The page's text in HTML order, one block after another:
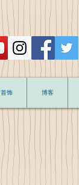
首饰 博客